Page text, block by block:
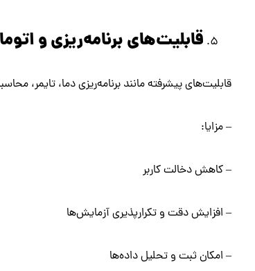
قابلیت‌های برنامه‌ریزی و
قابلیت‌های پیشرفته مانند برنامه‌ریزی دما، تایمر،
– مزایا:
– کاهش دخالت کاربر
– افزایش دقت و تکرارپذیری آزمایش‌ها
– امکان ثبت و تحلیل داده‌ها